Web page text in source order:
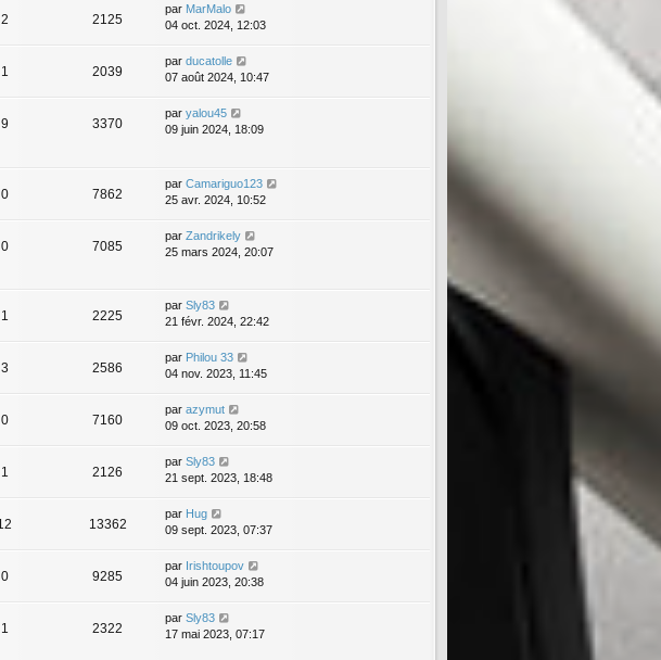
2 2125
par MarMalo
04 oct. 2024, 12:03
1 2039
par ducatolle
07 août 2024, 10:47
9 3370
par yalou45
09 juin 2024, 18:09
0 7862
par Camariguo123
25 avr. 2024, 10:52
0 7085
par Zandrikely
25 mars 2024, 20:07
1 2225
par Sly83
21 févr. 2024, 22:42
3 2586
par Philou 33
04 nov. 2023, 11:45
0 7160
par azymut
09 oct. 2023, 20:58
1 2126
par Sly83
21 sept. 2023, 18:48
13362
par Hug
09 sept. 2023, 07:37
0 9285
par Irishtoupov
04 juin 2023, 20:38
1 2322
par Sly83
17 mai 2023, 07:17